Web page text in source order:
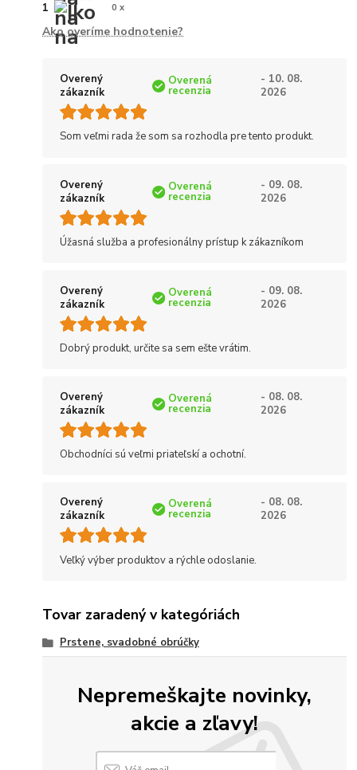
1 0 x
Ako overíme hodnotenie?
Overený
zákazník
Overená
recenzia
- 10. 08.
2026
Som veľmi rada že som sa rozhodla pre tento produkt.
Overený
zákazník
Overená
recenzia
- 09. 08.
2026
Úžasná služba a profesionálny prístup k zákazníkom
Overený
zákazník
Overená
recenzia
- 09. 08.
2026
Dobrý produkt, určite sa sem ešte vrátim.
Overený
zákazník
Overená
recenzia
- 08. 08.
2026
Obchodníci sú veľmi priateľskí a ochotní.
Overený
zákazník
Overená
recenzia
- 08. 08.
2026
Veľký výber produktov a rýchle odoslanie.
Tovar zaradený v kategóriách
Prstene, svadobné obrúčky
Nepremeškajte novinky,
akcie a zľavy!